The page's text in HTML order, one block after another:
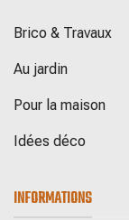
Brico & Travaux
Au jardin
Pour la maison
Idées déco
INFORMATIONS